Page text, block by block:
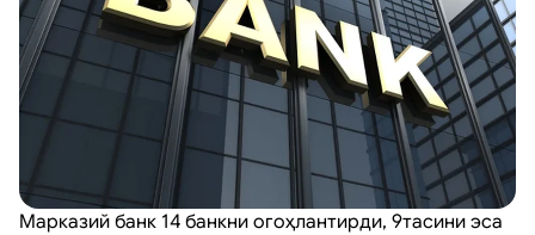
Марказий банк 14 банкни огоҳлантирди, 9тасини эса